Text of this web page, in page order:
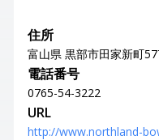
住所
富山県 黒部市田家新町
電話番号
0765-54-3222
URL
http://www.northland-